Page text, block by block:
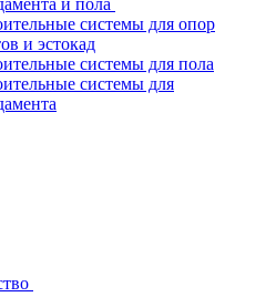
и пола
системы для опор
и эстокад
системы для пола
системы для